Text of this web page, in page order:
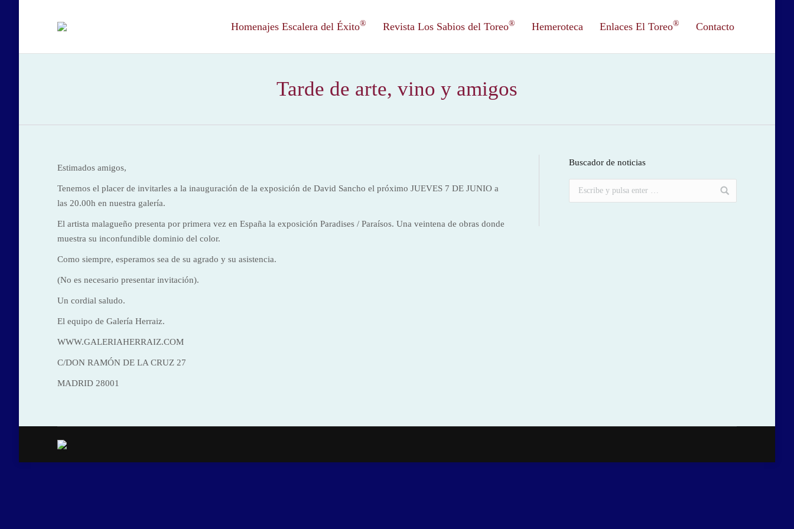
Homenajes Escalera del Éxito® Revista Los Sabios del Toreo® Hemeroteca Enlaces El Toreo® Contacto
Tarde de arte, vino y amigos
Estimados amigos,
Tenemos el placer de invitarles a la inauguración de la exposición de David Sancho el próximo JUEVES 7 DE JUNIO a
las 20.00h en nuestra galería.
El artista malagueño presenta por primera vez en España la exposición Paradises / Paraísos. Una veintena de obras donde
muestra su inconfundible dominio del color.
Como siempre, esperamos sea de su agrado y su asistencia.
(No es necesario presentar invitación).
Un cordial saludo.
El equipo de Galería Herraiz.
WWW.GALERIAHERRAIZ.COM
C/DON RAMÓN DE LA CRUZ 27
MADRID 28001
Buscador de noticias